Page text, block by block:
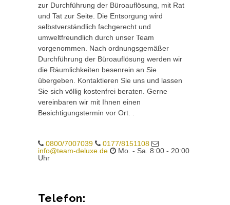
zur Durchführung der Büroauflösung, mit Rat
und Tat zur Seite. Die Entsorgung wird
selbstverständlich fachgerecht und
umweltfreundlich durch unser Team
vorgenommen. Nach ordnungsgemäßer
Durchführung der Büroauflösung werden wir
die Räumlichkeiten besenrein an Sie
übergeben. Kontaktieren Sie uns und lassen
Sie sich völlig kostenfrei beraten. Gerne
vereinbaren wir mit Ihnen einen
Besichtigungstermin vor Ort. .
0800/7007039
0177/8151108
info@team-deluxe.de
Mo. - Sa. 8:00 - 20:00
Uhr
Telefon: